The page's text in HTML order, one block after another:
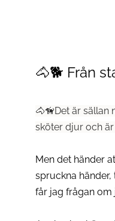
🐴🐕 Från
🐴🦮Det är sällan
sköter djur och är
Men det händer
spruckna händer,
får jag frågan om